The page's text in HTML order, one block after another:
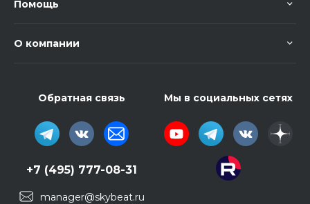
Помощь
О компании
Обратная связь
+7 (495) 777-08-31
manager@skybeat.ru
Мы в социальных сетях